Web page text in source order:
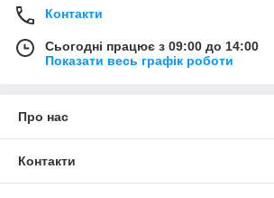
Контакти
Сьогодні працює з 09:00 до 14:00
Показати весь графік роботи
Про нас
Контакти